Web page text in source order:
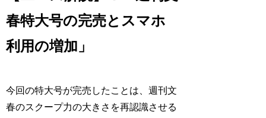
春特大号の完売とスマホ
利用の増加」
今回の特大号が完売したことは、週刊文
春のスクープ力の大きさを再認識させる